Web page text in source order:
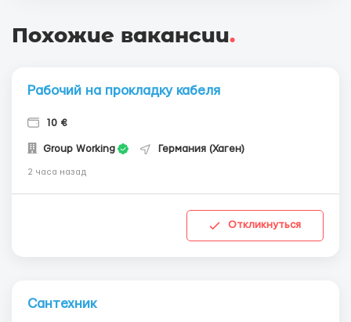
Похожие вакансии.
Рабочий на прокладку кабеля
10 €
Group Working Германия (Хаген)
2 часа назад
Откликнуться
Сантехник